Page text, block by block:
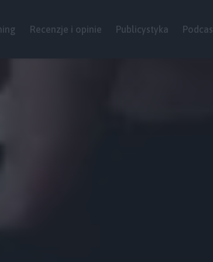
Recenzje i opinie Publicystyka